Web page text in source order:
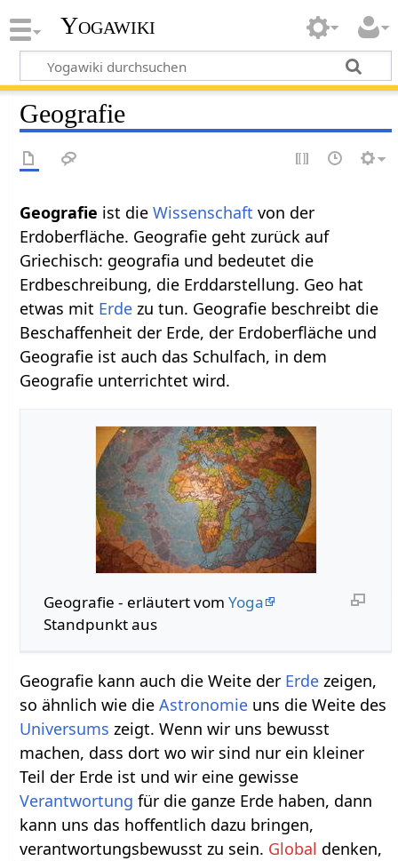
Yogawiki
Geografie
ist dieWissenschaft von der
Erdoberfläche. Geografie geht zurück auf
Griechisch: geografia und bedeutet die
Erdbeschreibung, die Erddarstellung. Geo hat
etwas mit Erde zu tun. Geografie beschreibt die
Beschaffenheit der Erde, der Erdoberfläche und
Geografie ist auch das Schulfach, in dem
Geografie unterrichtet wird.
Geografie‏‎ - erläutert vom Yoga
Standpunkt aus
Geografie kann auch die Weite der Erde zeigen,
so ähnlich wie dieAstronomie uns die Weite des
Universums zeigt. Wenn wir uns bewusst
machen, dass dort wo wir sind nur ein kleiner
Teil der Erde ist und wir eine gewisse
Verantwortung für die ganze Erde haben, dann
kann uns das hoffentlich dazu bringen,
verantwortungsbewusst zu sein. Global denken,